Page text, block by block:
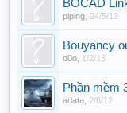
BOCAD
piping 24/5/13
Bouyancy
o0o 1/2/13
Phần mềm
adata 2/6/12